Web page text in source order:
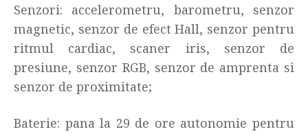
Senzori: accelerometru, barometru, senzor
magnetic, senzor de efect Hall, senzor pentru
ritmul cardiac, scaner iris, senzor de
presiune, senzor RGB, senzor de amprenta si
senzor de proximitate;
Baterie: pana la 29 de ore autonomie pentru